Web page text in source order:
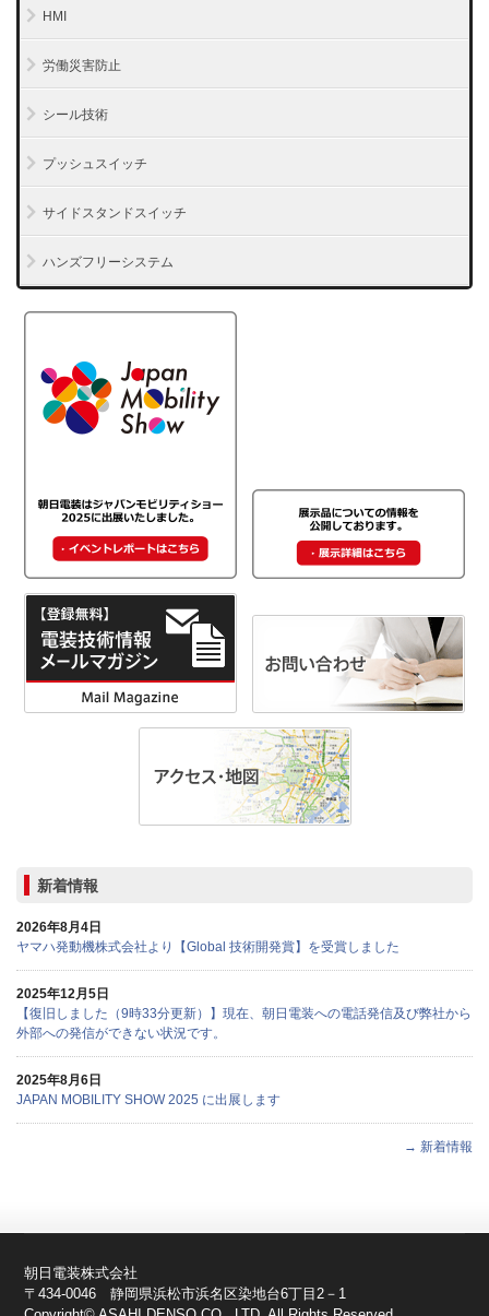
HMI
労働災害防止
シール技術
プッシュスイッチ
サイドスタンドスイッチ
ハンズフリーシステム
新着情報
2026年8月4日
ヤマハ発動機株式会社より【Global 技術開発賞】を受賞しました
2025年12月5日
【復旧しました（9時33分更新）】現在、朝日電装への電話発信及び弊社から
外部への発信ができない状況です。
2025年8月6日
JAPAN MOBILITY SHOW 2025 に出展します
→ 新着情報
朝日電装株式会社
〒434-0046 静岡県浜松市浜名区染地台6丁目2－1